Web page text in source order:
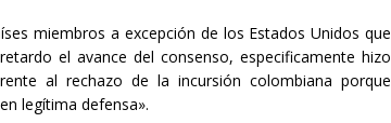
miembros a excepción de los Estados Unidos que
el avance del consenso, especificamente hizo
al rechazo de la incursión colombiana porque
legítima defensa».